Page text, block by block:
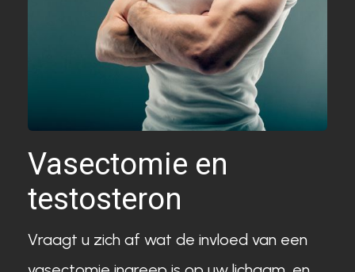
Vasectomie en
testosteron
Vraagt u zich af wat de invloed van een